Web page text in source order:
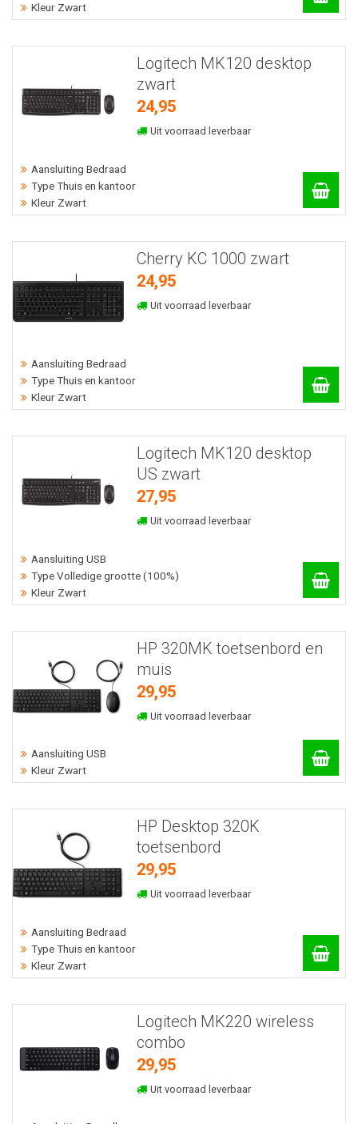
Kleur Zwart
Logitech MK120 desktop
zwart
24,95
Uit voorraad leverbaar
Aansluiting Bedraad
Type Thuis en kantoor
Kleur Zwart
Cherry KC 1000 zwart
24,95
Uit voorraad leverbaar
Aansluiting Bedraad
Type Thuis en kantoor
Kleur Zwart
Logitech MK120 desktop
US zwart
27,95
Uit voorraad leverbaar
Aansluiting USB
Type Volledige grootte (100%)
Kleur Zwart
HP 320MK toetsenbord en
muis
29,95
Uit voorraad leverbaar
Aansluiting USB
Kleur Zwart
HP Desktop 320K
toetsenbord
29,95
Uit voorraad leverbaar
Aansluiting Bedraad
Type Thuis en kantoor
Kleur Zwart
Logitech MK220 wireless
combo
29,95
Uit voorraad leverbaar